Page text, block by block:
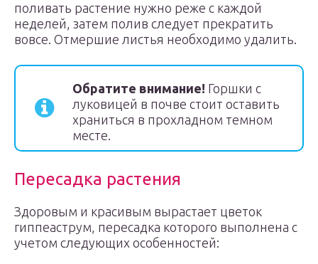
поливать растение нужно реже с каждой
неделей, затем полив следует прекратить
вовсе. Отмершие листья необходимо удалить.
Обратите внимание! Горшки с
луковицей в почве стоит оставить
храниться в прохладном темном
месте.
Пересадка растения
Здоровым и красивым вырастает цветок
гиппеаструм, пересадка которого выполнена с
учетом следующих особенностей: